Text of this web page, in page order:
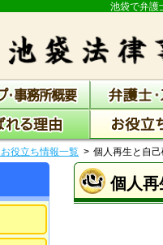
池袋で弁護
役立ち情報一覧 個人再生と自
個人再